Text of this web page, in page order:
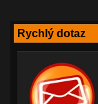
Rychlý dotaz